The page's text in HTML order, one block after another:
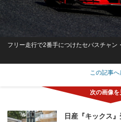
フリー走行で2番手につけたセバスチャン
この記事へ
日産『キックス